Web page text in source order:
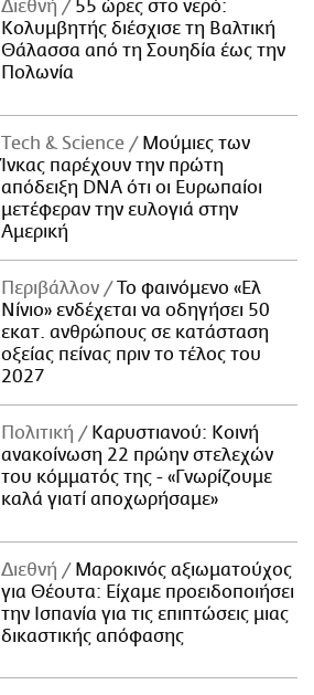
Διεθνή
55 ώρες στο νερό:
Κολυμβητής διέσχισε τη Βαλτική
Θάλασσα από τη Σουηδία έως την
Πολωνία
Τech & Science
Μούμιες των
Ίνκας παρέχουν την πρώτη
απόδειξη DNA ότι οι Ευρωπαίοι
μετέφεραν την ευλογιά στην
Αμερική
Περιβάλλον
Το φαινόμενο «Ελ
Νίνιο» ενδέχεται να οδηγήσει 50
εκατ. ανθρώπους σε κατάσταση
οξείας πείνας πριν το τέλος του
2027
Πολιτική
Καρυστιανού: Κοινή
ανακοίνωση 22 πρώην στελεχών
του κόμματός της - «Γνωρίζουμε
καλά γιατί αποχωρήσαμε»
Διεθνή
Μαροκινός αξιωματούχος
για Θέουτα: Είχαμε προειδοποιήσει
την Ισπανία για τις επιπτώσεις μιας
δικαστικής απόφασης